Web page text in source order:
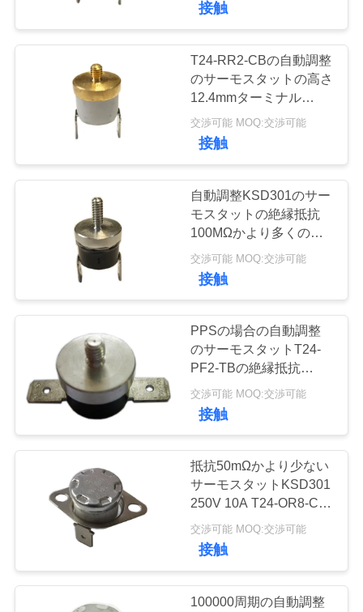
ュ
ー
合
PRIVACY
POLICY
理性的な温度調節器
13
電気エネルギーの
計器
28
電気反対のメートル
接触
T24-RR2-CBの自動調整
のサーモスタットの高さ
12.4mmターミナル
4.75mm 0.187インチ
交渉可能 MOQ:交渉可能
接触
自動調整KSD301のサー
モスタットの絶縁抵抗
100MΩかより多くの
T24-PR2-TB
交渉可能 MOQ:交渉可能
接触
PPSの場合の自動調整
のサーモスタットT24-
PF2-TBの絶縁抵抗
100MΩまたは多く
交渉可能 MOQ:交渉可能
接触
抵抗50mΩかより少ない
サーモスタットKSD301
250V 10A T24-OR8-CB
の耐久財を巡回して下さ
い
交渉可能 MOQ:交渉可能
接触
100000周期の自動調整